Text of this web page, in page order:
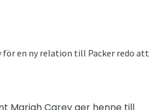
för en ny relation till Packer redo att